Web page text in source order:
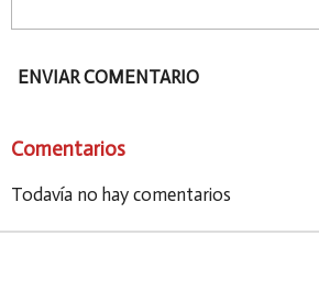
ENVIAR COMENTARIO
Comentarios
Todavía no hay comentarios